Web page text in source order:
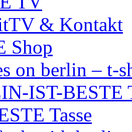
& Kontakt
Shop
on berlin – t-
IST-BESTE
Tasse